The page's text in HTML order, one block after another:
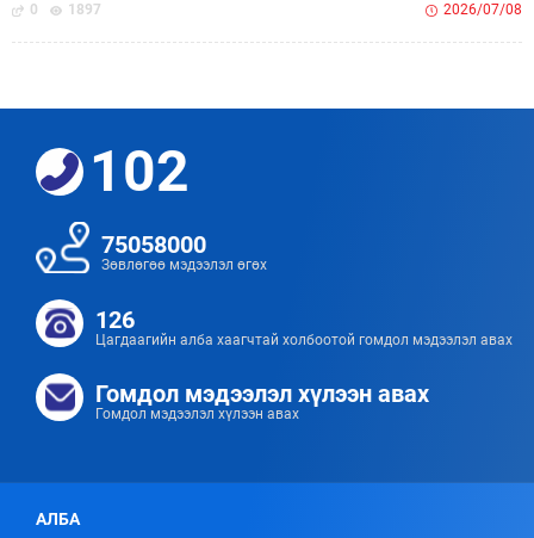
0 1897 2026/07/08
102
75058000
Зөвлөгөө мэдээлэл өгөх
126
Цагдаагийн алба хаагчтай холбоотой гомдол мэдээлэл авах
Гомдол мэдээлэл хүлээн авах
Гомдол мэдээлэл хүлээн авах
АЛБА